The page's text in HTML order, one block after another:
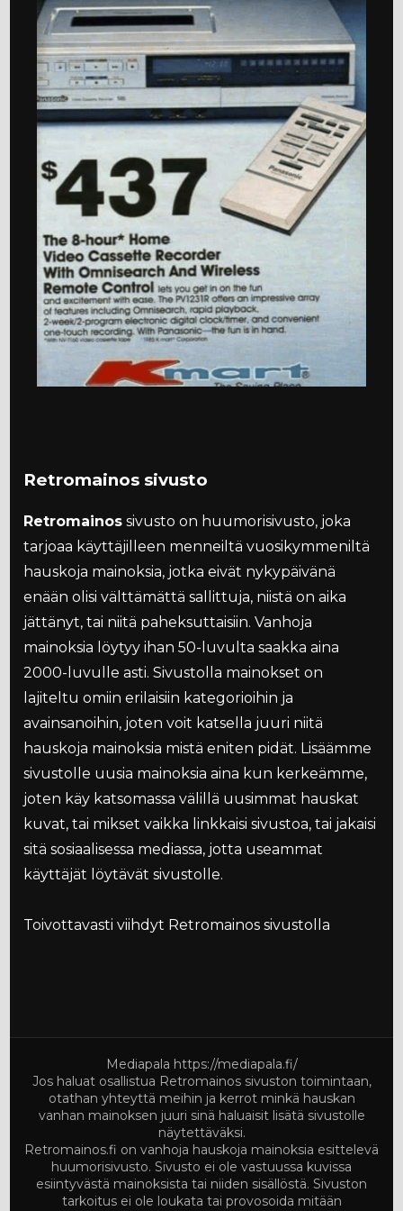
Retromainos sivusto
Retromainos sivusto on huumorisivusto, joka
tarjoaa käyttäjilleen menneiltä vuosikymmeniltä
hauskoja mainoksia, jotka eivät nykypäivänä
enään olisi välttämättä sallittuja, niistä on aika
jättänyt, tai niitä paheksuttaisiin. Vanhoja
mainoksia löytyy ihan 50-luvulta saakka aina
2000-luvulle asti. Sivustolla mainokset on
lajiteltu omiin erilaisiin kategorioihin ja
avainsanoihin, joten voit katsella juuri niitä
hauskoja mainoksia mistä eniten pidät. Lisäämme
sivustolle uusia mainoksia aina kun kerkeämme,
joten käy katsomassa välillä uusimmat hauskat
kuvat, tai mikset vaikka linkkaisi sivustoa, tai jakaisi
sitä sosiaalisessa mediassa, jotta useammat
käyttäjät löytävät sivustolle.
Toivottavasti viihdyt Retromainos sivustolla
Mediapala https://mediapala.fi/
Jos haluat osallistua Retromainos sivuston toimintaan,
otathan yhteyttä meihin ja kerrot minkä hauskan
vanhan mainoksen juuri sinä haluaisit lisätä sivustolle
näytettäväksi.
Retromainos.fi on vanhoja hauskoja mainoksia esittelevä
huumorisivusto. Sivusto ei ole vastuussa kuvissa
esiintyvästä mainoksista tai niiden sisällöstä. Sivuston
tarkoitus ei ole loukata tai provosoida mitään